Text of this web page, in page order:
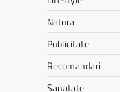
Natura
Publicitate
Recomandari
Sanatate